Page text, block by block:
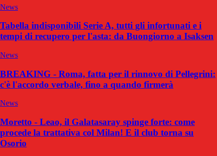
News
Tabella indisponibili Serie A, tutti gli infortunati e i
tempi di recupero per l'asta: da Buongiorno a Isaksen
News
BREAKING - Roma, fatta per il rinnovo di Pellegrini:
c'è l'accordo verbale, fino a quando firmerà
News
Moretto - Leao, il Galatasaray spinge forte: come
procede la trattativa col Milan! E il club torna su
Osorio